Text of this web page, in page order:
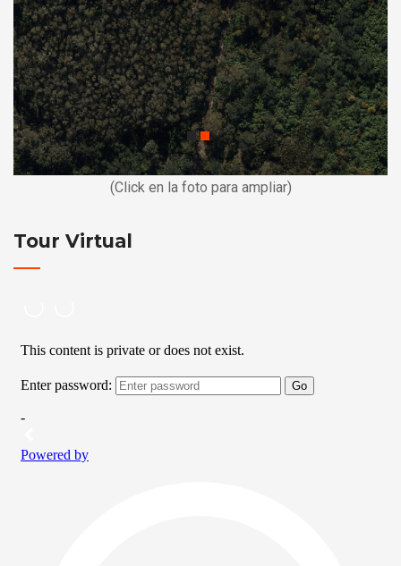
(Click en la foto para ampliar)
Tour Virtual